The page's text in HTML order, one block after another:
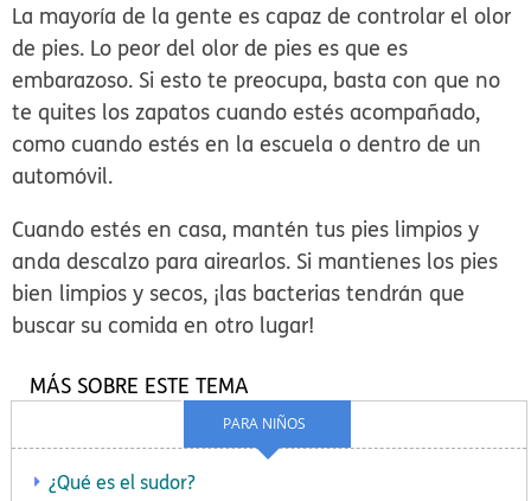
La mayoría de la gente es capaz de controlar el olor
de pies. Lo peor del olor de pies es que es
embarazoso. Si esto te preocupa, basta con que no
te quites los zapatos cuando estés acompañado,
como cuando estés en la escuela o dentro de un
automóvil.
Cuando estés en casa, mantén tus pies limpios y
anda descalzo para airearlos. Si mantienes los pies
bien limpios y secos, ¡las bacterias tendrán que
buscar su comida en otro lugar!
PARA NIÑOS
MÁS SOBRE ESTE TEMA
¿Qué es el sudor?